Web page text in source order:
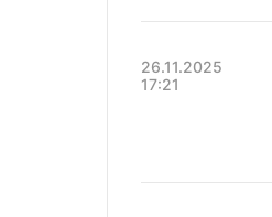
26.11.2025
17:21